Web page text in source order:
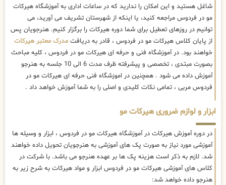
شاغل هستید و این امکان را ندارید که در ساعات اداری به آموزشگاه هیرکات
مو در فردوس مراجعه کنید، یا اینکه از شهرستان تشریف می آورید، می
توانیم در روزهای تعطیل برای شما دوره هیرکات را برگزار کنیم. هنرجویان پس
از پایان کلاس هیرکات مو در فردوس ، قادر به دریافت مدرک معتبر هیرکات
خواهند بود. در آموزشگاه فنی و حرفه ای هیرکات مو در فردوس ، کلیه مباحث
بصورت مبتدی ، تخصصی و پیشرفته ظرف مدت 6 الی 10 جلسه به هنرجو
آموزش داده می شود . همچنین در اموزشگاه فنی حرفه ای هیرکات مو در
فردوس مربی ، تمامی نکات کلیدی و اصلی را به شما آموزش خواهد داد .
ابزار و لوازم ضروری هیرکات مو
در دوره آموزش هیرکات در آموزشگاه هیرکات مو در فردوس ، ابزار و وسیله ها
آموزشی مورد نیاز به صورت پک های آموزشی به هنرجویان تحویل داده خواهند
شد. لازم به ذکر است هزینه پک ها بر عهده هنرجو می باشد. با شرکت در
کلاس های آموزشی هیرکات مو در فردوس ابزار و مواد هیرکات به شرح زیر به
هنرجو داده خواهد شد: